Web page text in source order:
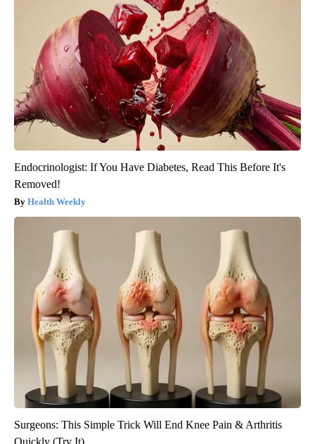
Endocrinologist: If You Have Diabetes, Read This Before It's
Removed!
Health Weekly
Surgeons: This Simple Trick Will End Knee Pain & Arthritis